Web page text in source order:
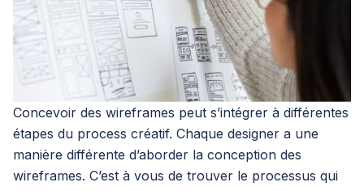
Concevoir des wireframes peut s’intégrer à différentes
étapes du process créatif. Chaque designer a une
manière différente d’aborder la conception des
wireframes. C’est à vous de trouver le processus qui